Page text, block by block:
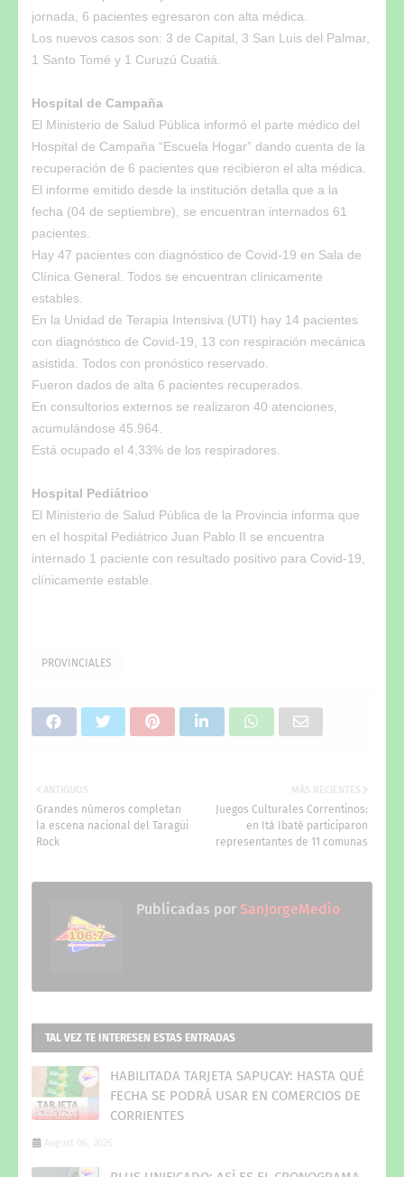
jornada, 6 pacientes egresaron con alta médica.
Los nuevos casos son: 3 de Capital, 3 San Luis del Palmar,
1 Santo Tomé y 1 Curuzú Cuatiá.
Hospital de Campaña
El Ministerio de Salud Pública informó el parte médico del
Hospital de Campaña “Escuela Hogar” dando cuenta de la
recuperación de 6 pacientes que recibieron el alta médica.
El informe emitido desde la institución detalla que a la
fecha (04 de septiembre), se encuentran internados 61
pacientes.
Hay 47 pacientes con diagnóstico de Covid-19 en Sala de
Clínica General. Todos se encuentran clínicamente
estables.
En la Unidad de Terapia Intensiva (UTI) hay 14 pacientes
con diagnóstico de Covid-19, 13 con respiración mecánica
asistida. Todos con pronóstico reservado.
Fueron dados de alta 6 pacientes recuperados.
En consultorios externos se realizaron 40 atenciones,
acumulándose 45.964.
Está ocupado el 4,33% de los respiradores.
Hospital Pediátrico
El Ministerio de Salud Pública de la Provincia informa que
en el hospital Pediátrico Juan Pablo II se encuentra
internado 1 paciente con resultado positivo para Covid-19,
clínicamente estable.
PROVINCIALES
MÁS RECIENTES
Juegos Culturales Correntinos:
en Itá Ibaté participaron
representantes de 11 comunas
ANTIGUOS
Grandes números completan
la escena nacional del Taragüi
Rock
Publicadas por SanJorgeMedio
TAL VEZ TE INTERESEN ESTAS ENTRADAS
HABILITADA TARJETA SAPUCAY: HASTA QUÉ
FECHA SE PODRÁ USAR EN COMERCIOS DE
CORRIENTES
August 06, 2026